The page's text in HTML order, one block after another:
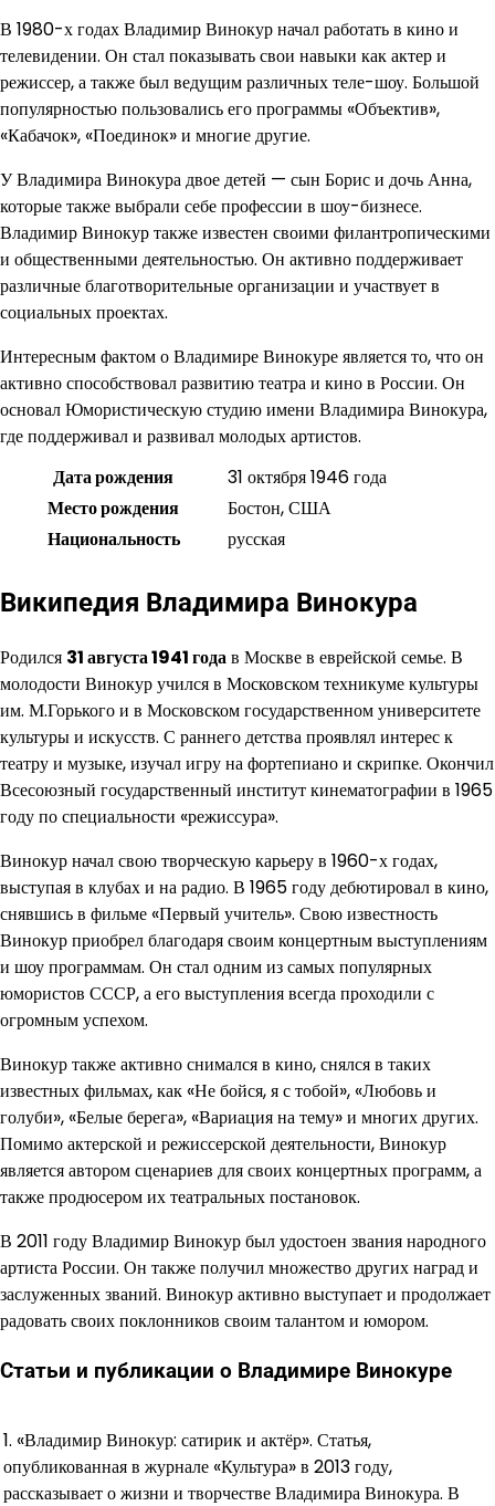
В 1980-х годах Владимир Винокур начал работать в кино и
телевидении. Он стал показывать свои навыки как актер и
режиссер, а также был ведущим различных теле-шоу. Большой
популярностью пользовались его программы «Объектив»,
«Кабачок», «Поединок» и многие другие.
У Владимира Винокура двое детей — сын Борис и дочь Анна,
которые также выбрали себе профессии в шоу-бизнесе.
Владимир Винокур также известен своими филантропическими
и общественными деятельностью. Он активно поддерживает
различные благотворительные организации и участвует в
социальных проектах.
Интересным фактом о Владимире Винокуре является то, что он
активно способствовал развитию театра и кино в России. Он
основал Юмористическую студию имени Владимира Винокура,
где поддерживал и развивал молодых артистов.
Дата рождения
31 октября 1946 года
Место рождения
Бостон, США
Национальность
русская
Википедия Владимира Винокура
Родился 31 августа 1941 годав Москве в еврейской семье. В
молодости Винокур учился в Московском техникуме культуры
им. М.Горького и в Московском государственном университете
культуры и искусств. С раннего детства проявлял интерес к
театру и музыке, изучал игру на фортепиано и скрипке. Окончил
Всесоюзный государственный институт кинематографии в 1965
году по специальности «режиссура».
Винокур начал свою творческую карьеру в 1960-х годах,
выступая в клубах и на радио. В 1965 году дебютировал в кино,
снявшись в фильме «Первый учитель». Свою известность
Винокур приобрел благодаря своим концертным выступлениям
и шоу программам. Он стал одним из самых популярных
юмористов СССР, а его выступления всегда проходили с
огромным успехом.
Винокур также активно снимался в кино, снялся в таких
известных фильмах, как «Не бойся, я с тобой», «Любовь и
голуби», «Белые берега», «Вариация на тему» и многих других.
Помимо актерской и режиссерской деятельности, Винокур
является автором сценариев для своих концертных программ, а
также продюсером их театральных постановок.
В 2011 году Владимир Винокур был удостоен звания народного
артиста России. Он также получил множество других наград и
заслуженных званий. Винокур активно выступает и продолжает
радовать своих поклонников своим талантом и юмором.
Статьи и публикации о Владимире Винокуре
1. «Владимир Винокур: сатирик и актёр». Статья,
опубликованная в журнале «Культура» в 2013 году,
рассказывает о жизни и творчестве Владимира Винокура. В